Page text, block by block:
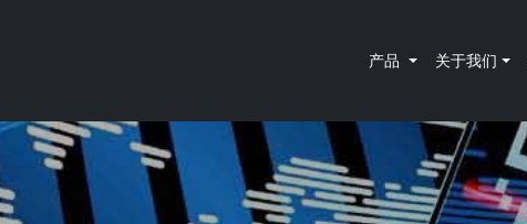
产品 关于我们